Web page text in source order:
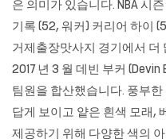
은 의미가 있습니다. NBA 시
기록 (52, 워커) 커리어 하이
거제출장맛사지 경기에서 더
2017 년 3 월 데빈 부커
팀원을 합산했습니다. 풍부
답게 보이고 얕은 흰색 모래,
제공하기 위해 다양한 색의